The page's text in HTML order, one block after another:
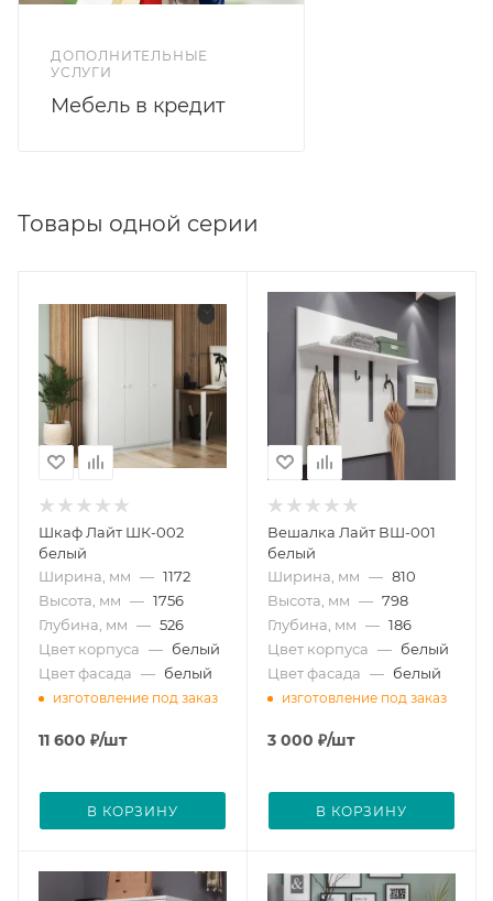
ДОПОЛНИТЕЛЬНЫЕ
УСЛУГИ
Мебель в кредит
Товары одной серии
Шкаф Лайт ШК-002
белый
Ширина, мм — 1172
Высота, мм — 1756
Глубина, мм — 526
Цвет корпуса — белый
Цвет фасада — белый
изготовление под заказ
11 600 ₽/шт
В КОРЗИНУ
Вешалка Лайт ВШ-001
белый
Ширина, мм — 810
Высота, мм — 798
Глубина, мм — 186
Цвет корпуса — белый
Цвет фасада — белый
изготовление под заказ
3 000 ₽/шт
В КОРЗИНУ